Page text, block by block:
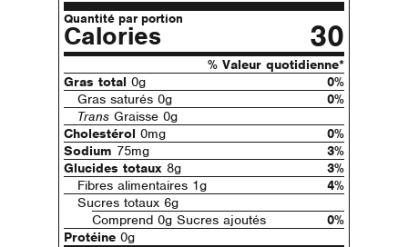
Quantité par portion
Calories 30
% Valeur quotidienne*
Gras total 0g
0%
Gras saturés 0g
0%
Trans Graisse 0g
Cholestérol 0mg
0%
Sodium 75mg
3%
Glucides totaux 8g
3%
Fibres alimentaires 1g
4%
Sucres totaux 6g
Comprend 0g Sucres ajoutés
0%
Protéine 0g